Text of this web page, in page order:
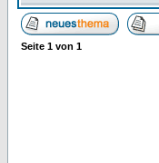
Seite 1 von 1